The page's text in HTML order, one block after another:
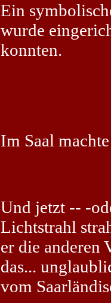
Ein
wurde
konnten.
Im Saal
Und jetzt -- -
Lichtstrahl
er die anderen
das...
vom